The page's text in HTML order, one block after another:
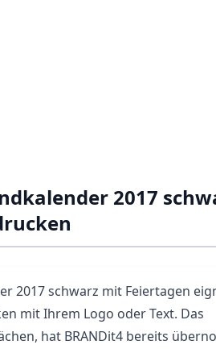
2017
2017 schwarz mit Feiertagen
mit Ihrem Logo oder Text. Das
hat BRANDit4 bereits